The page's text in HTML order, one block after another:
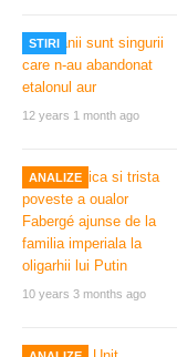
STIRI
12 years 1 month ago
ANALIZE
10 years 3 months ago